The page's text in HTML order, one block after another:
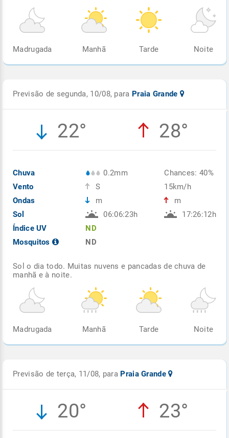
Madrugada Manhã Tarde Noite
Previsão de segunda, 10/08, para Praia Grande
22° 28°
Chuva
Vento
Ondas
Sol
Índice UV
Mosquitos
0.2mm
S
m
06:06:23h
ND
ND
Chances: 40%
15km/h
m
17:26:12h
Sol o dia todo. Muitas nuvens e pancadas de chuva de
manhã e à noite.
Madrugada Manhã Tarde Noite
Previsão de terça, 11/08, para Praia Grande
20° 23°